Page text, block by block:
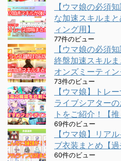
【ウマ娘の必須
な加速スキルま
ィング用】
77件のビュー
【ウマ娘の必須
終盤加速スキル
オンズミーティン
73件のビュー
【ウマ娘】トレ
ライブシアター
トをご紹介！【
69件のビュー
【ウマ娘】リア
ブ衣装まとめ【過
60件のビュー